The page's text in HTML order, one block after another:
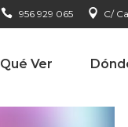
956 929 065 C/
Qué Ver